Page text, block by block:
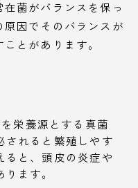
菌がバランスを保っ
因でそのバランスが
とがあります。
栄養源とする真菌
されると繁殖しやす
ると、頭皮の炎症や
ます。